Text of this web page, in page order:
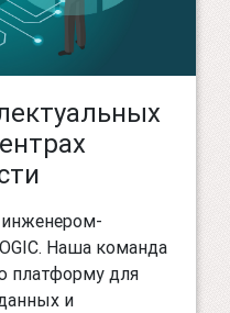
Наша команда
платформу для
и